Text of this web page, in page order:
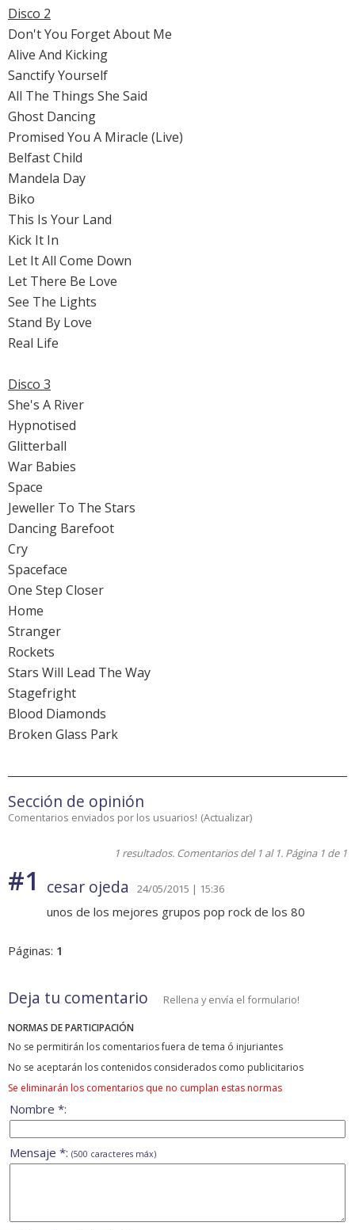
Disco 2
Don't You Forget About Me
Alive And Kicking
Sanctify Yourself
All The Things She Said
Ghost Dancing
Promised You A Miracle (Live)
Belfast Child
Mandela Day
Biko
This Is Your Land
Kick It In
Let It All Come Down
Let There Be Love
See The Lights
Stand By Love
Real Life
Disco 3
She's A River
Hypnotised
Glitterball
War Babies
Space
Jeweller To The Stars
Dancing Barefoot
Cry
Spaceface
One Step Closer
Home
Stranger
Rockets
Stars Will Lead The Way
Stagefright
Blood Diamonds
Broken Glass Park
Sección de opinión
Comentarios enviados por los usuarios! (Actualizar)
1 resultados. Comentarios del 1 al 1. Página 1 de 1
#1 cesar ojeda 24/05/2015 | 15:36
unos de los mejores grupos pop rock de los 80
Páginas: 1
Deja tu comentario Rellena y envía el formulario!
NORMAS DE PARTICIPACIÓN
No se permitirán los comentarios fuera de tema ó injuriantes
No se aceptarán los contenidos considerados como publicitarios
Se eliminarán los comentarios que no cumplan estas normas
Nombre *:
Mensaje *: (500 caracteres máx)